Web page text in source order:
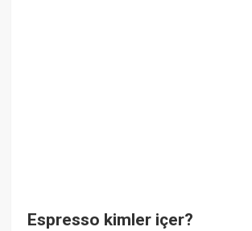
Espresso kimler içer?